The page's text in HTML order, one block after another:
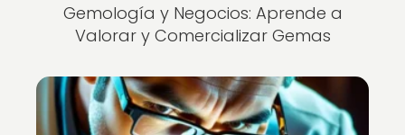
Gemología y Negocios: Aprende a
Valorar y Comercializar Gemas